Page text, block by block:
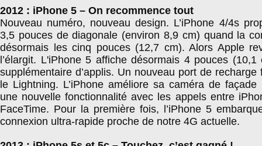
2012 : iPhone 5 – On recommence tout
Nouveau numéro, nouveau design. L’iPhone 4/4s
3,5 pouces de diagonale (environ 8,9 cm) quand la
désormais les cinq pouces (12,7 cm). Alors Apple
l’élargit. L'iPhone 5 affiche désormais 4 pouces
supplémentaire d’applis. Un nouveau port de
le Lightning. L’iPhone améliore sa caméra de
une nouvelle fonctionnalité avec les appels entre
FaceTime. Pour la première fois, l’iPhone 5
connexion ultra-rapide proche de notre 4G actuelle.